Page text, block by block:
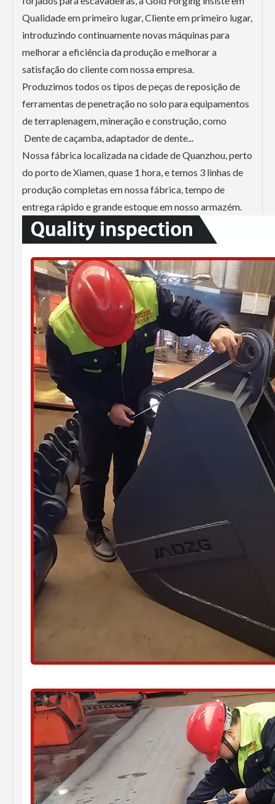
Qualidade em primeiro lugar, Cliente em primeiro lugar,
introduzindo continuamente novas máquinas para
melhorar a eficiência da produção e melhorar a
satisfação do cliente com nossa empresa.
Produzimos todos os tipos de peças de reposição de
ferramentas de penetração no solo para equipamentos
de terraplenagem, mineração e construção, como
Dente de caçamba, adaptador de dente...
Nossa fábrica localizada na cidade de Quanzhou, perto
do porto de Xiamen, quase 1 hora, e temos 3 linhas de
produção completas em nossa fábrica, tempo de
entrega rápido e grande estoque em nosso armazém.